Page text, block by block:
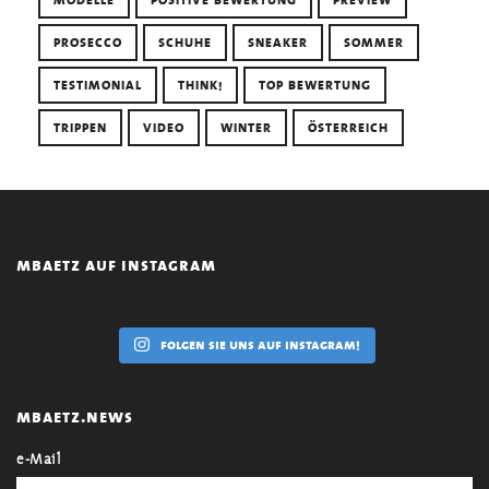
PROSECCO SCHUHE SNEAKER SOMMER
TESTIMONIAL THINK! TOP BEWERTUNG
TRIPPEN VIDEO WINTER ÖSTERREICH
mbaetz auf instagram
folgen sie uns auf instagram!
mbaetz.news
e-Mail